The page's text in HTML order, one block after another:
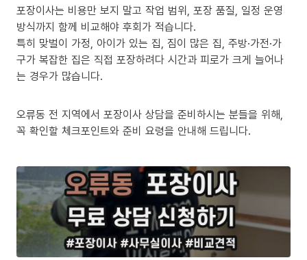
포장이사는 비용만 보지 말고 작업 범위, 포장 품질, 일정 운영
방식까지 함께 비교해야 후회가 적습니다.
특히 맞벌이 가정, 아이가 있는 집, 짐이 많은 집, 주방·가전·가
구가 복잡한 집은 직접 포장하려다 시간과 피로가 크게 늘어나
는 경우가 많습니다.
오류동 전 지역에서 포장이사 상담을 준비하시는 분들을 위해,
꼭 확인할 체크포인트와 준비 요령을 안내해 드립니다.